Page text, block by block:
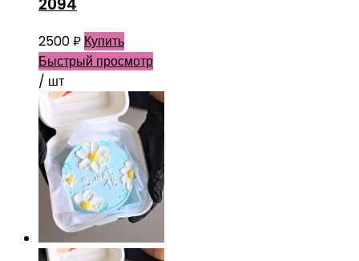
2094
2500₽ Купить
Быстрый просмотр
/ шт